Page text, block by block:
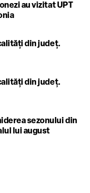
au vizitat UPT
din județ.
din județ.
sezonului din
lui august